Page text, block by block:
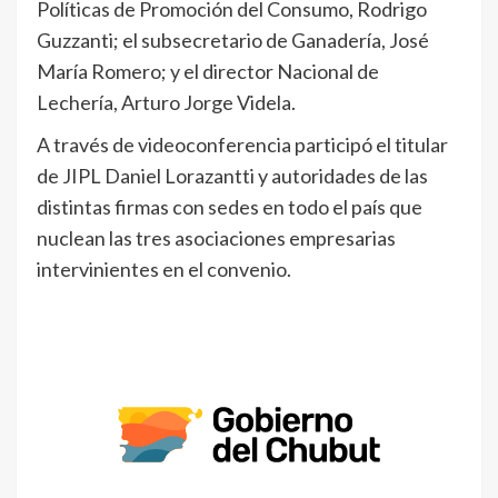
Políticas de Promoción del Consumo, Rodrigo
Guzzanti; el subsecretario de Ganadería, José
María Romero; y el director Nacional de
Lechería, Arturo Jorge Videla.
A través de videoconferencia participó el titular
de JIPL Daniel Lorazantti y autoridades de las
distintas firmas con sedes en todo el país que
nuclean las tres asociaciones empresarias
intervinientes en el convenio.